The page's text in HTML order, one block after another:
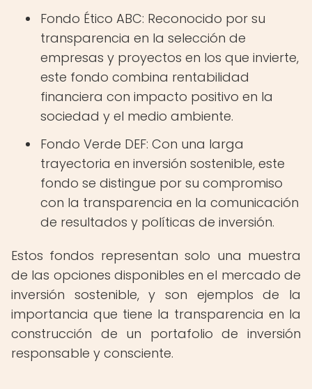
Fondo Ético ABC: Reconocido por su
transparencia en la selección de
empresas y proyectos en los que invierte,
este fondo combina rentabilidad
financiera con impacto positivo en la
sociedad y el medio ambiente.
Fondo Verde DEF: Con una larga
trayectoria en inversión sostenible, este
fondo se distingue por su compromiso
con la transparencia en la comunicación
de resultados y políticas de inversión.
Estos fondos representan solo una muestra
de las opciones disponibles en el mercado de
inversión sostenible, y son ejemplos de la
importancia que tiene la transparencia en la
construcción de un portafolio de inversión
responsable y consciente.